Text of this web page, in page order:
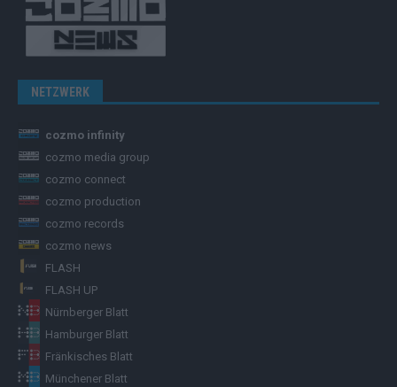
NETZWERK
cozmo infinity
cozmo media group
cozmo connect
cozmo production
cozmo records
cozmo news
FLASH
FLASH UP
Nürnberger Blatt
Hamburger Blatt
Fränkisches Blatt
Münchener Blatt